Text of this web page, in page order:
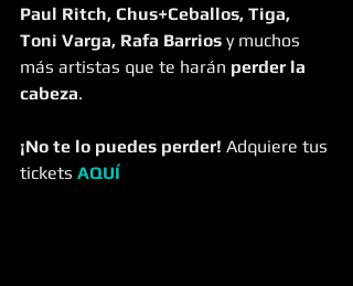
Paul Ritch, Chus+Ceballos, Tiga,
Toni Varga, Rafa Barrios y muchos
más artistas que te harán perder la
cabeza.
¡No te lo puedes perder! Adquiere tus
tickets AQUÍ